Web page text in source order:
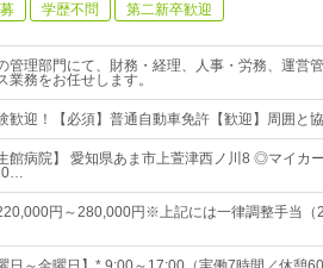
学歴不問 第二新卒歓迎
管理部門にて、財務・経理、人事・労務、運営
業務をお任せします。
歓迎！【必須】普通自動車免許【歓迎】周囲と
生館病院】 愛知県あま市上萱津西ノ川8 ◎マイ
円～280,000円※上記には一律調整手当